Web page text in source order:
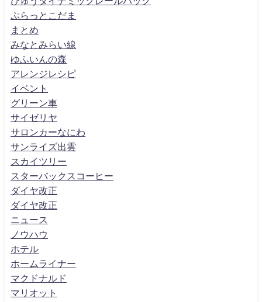
ぷらっとこだま
まとめ
みなとみらい線
ゆふいんの森
アレンジレシピ
イベント
グリーン車
サイゼリヤ
サロンカーなにわ
サンライズ出雲
スカイツリー
スターバックスコーヒー
ダイヤ改正
ダイヤ改正
ニュース
ノウハウ
ホテル
ホームライナー
マクドナルド
マリオット